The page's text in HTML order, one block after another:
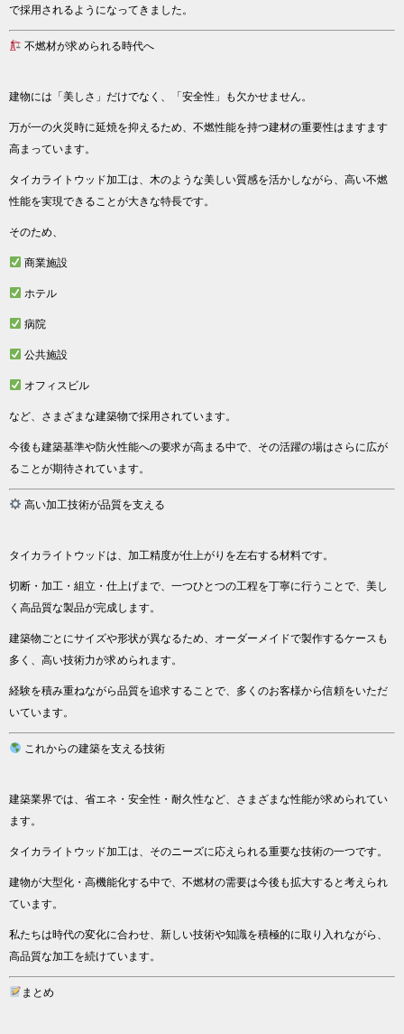
で採用されるようになってきました。
不燃材が求められる時代へ
建物には「美しさ」だけでなく、「安全性」も欠かせません。
万が一の火災時に延焼を抑えるため、不燃性能を持つ建材の重要性はますます
高まっています。
タイカライトウッド加工は、木のような美しい質感を活かしながら、高い不燃
性能を実現できることが大きな特長です。
そのため、
商業施設
ホテル
病院
公共施設
オフィスビル
など、さまざまな建築物で採用されています。
今後も建築基準や防火性能への要求が高まる中で、その活躍の場はさらに広が
ることが期待されています。
高い加工技術が品質を支える
タイカライトウッドは、加工精度が仕上がりを左右する材料です。
切断・加工・組立・仕上げまで、一つひとつの工程を丁寧に行うことで、美し
く高品質な製品が完成します。
建築物ごとにサイズや形状が異なるため、オーダーメイドで製作するケースも
多く、高い技術力が求められます。
経験を積み重ねながら品質を追求することで、多くのお客様から信頼をいただ
いています。
これからの建築を支える技術
建築業界では、省エネ・安全性・耐久性など、さまざまな性能が求められてい
ます。
タイカライトウッド加工は、そのニーズに応えられる重要な技術の一つです。
建物が大型化・高機能化する中で、不燃材の需要は今後も拡大すると考えられ
ています。
私たちは時代の変化に合わせ、新しい技術や知識を積極的に取り入れながら、
高品質な加工を続けています。
まとめ